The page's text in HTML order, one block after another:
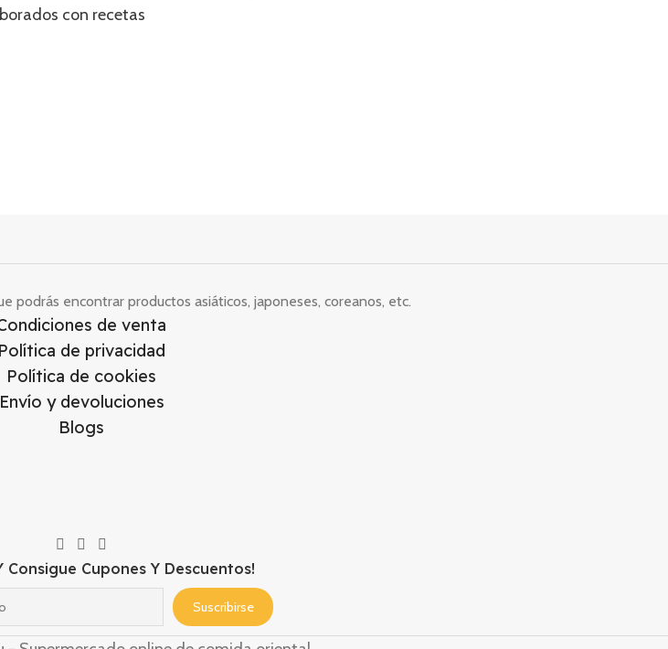
con recetas
podrás encontrar productos asiáticos, japoneses, coreanos, etc.
de venta
Política de privacidad
Política de cookies
Envío y devoluciones
Blogs
Consigue Cupones Y Descuentos!